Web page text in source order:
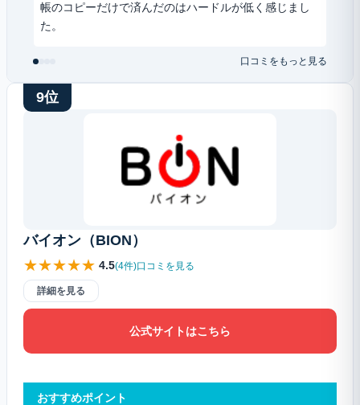
帳のコピーだけで済んだのはハードルが低く感じまし
た。
口コミをもっと見る
9位
バイオン（BION）
★★★★★ 4.5(4件)口コミを見る
詳細を見る
公式サイトはこちら
おすすめポイント